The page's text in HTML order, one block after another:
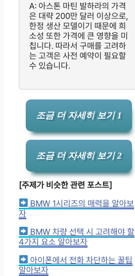
A: 아스톤 마틴 발하라의 가격
은 대략 200만 달러 이상으로,
한정 생산 모델이기 때문에 희
소성 또한 가격에 큰 영향을 미
칩니다. 따라서 구매를 고려하
는 고객은 사전 예약이 필요할
수 있습니다.
조금 더 자세히 보기 1
조금 더 자세히 보기 2
[주제가 비슷한 관련 포스트]
BMW 1시리즈의 매력을 알아보
자
BMW 차량 선택 시 고려해야 할
4가지 요소 알아보자
아이폰에서 전화 차단하는 꿀팁
알아보자